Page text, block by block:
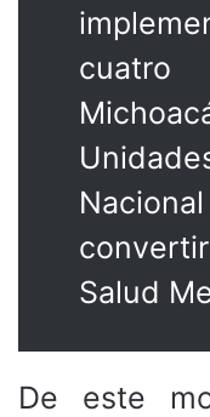
cuatro
Salud
De este